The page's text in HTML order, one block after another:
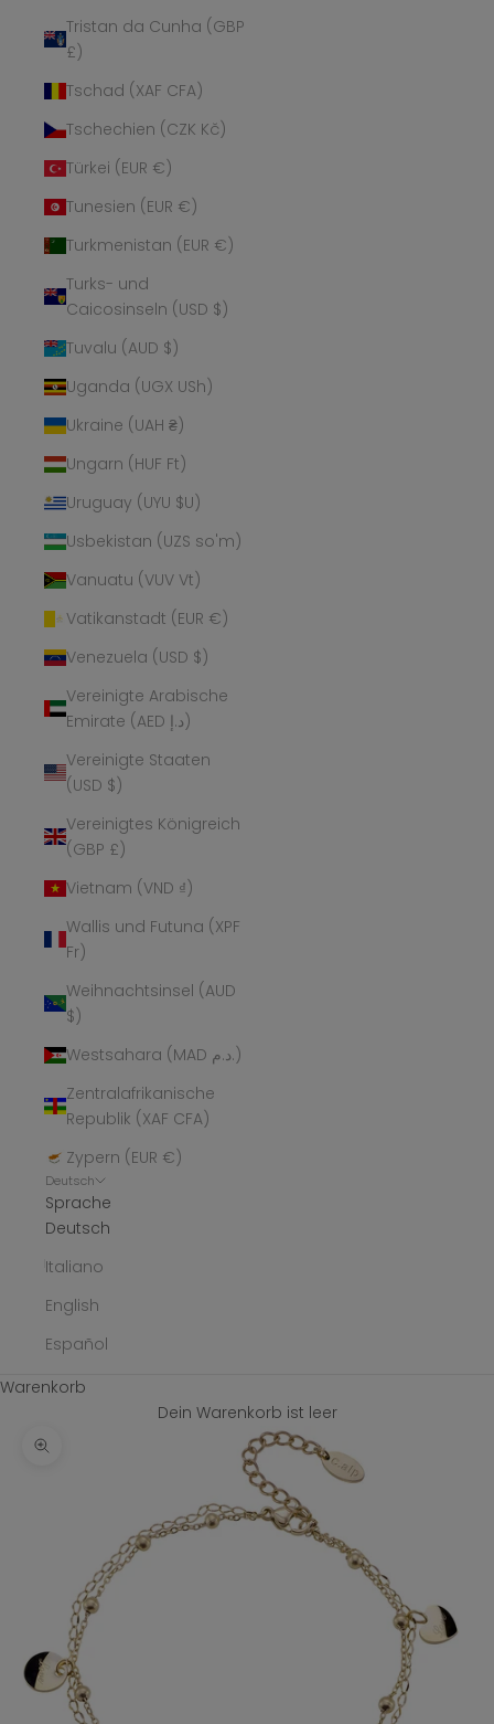
Tristan da Cunha (GBP
£)
Tschad (XAF CFA)
Tschechien (CZK Kč)
Türkei (EUR €)
Tunesien (EUR €)
Turkmenistan (EUR €)
Turks- und
Caicosinseln (USD $)
Tuvalu (AUD $)
Uganda (UGX USh)
Ukraine (UAH ₴)
Ungarn (HUF Ft)
Uruguay (UYU $U)
Usbekistan (UZS so'm)
Vanuatu (VUV Vt)
Vatikanstadt (EUR €)
Venezuela (USD $)
Vereinigte Arabische
Emirate (AED د.إ)
Vereinigte Staaten
(USD $)
Vereinigtes Königreich
(GBP £)
Vietnam (VND ₫)
Wallis und Futuna (XPF
Fr)
Weihnachtsinsel (AUD
$)
Westsahara (MAD د.م.)
Zentralafrikanische
Republik (XAF CFA)
Zypern (EUR €)
Deutsch
Sprache
Deutsch
Italiano
English
Español
Warenkorb
Dein Warenkorb ist leer
Bild vergrößern